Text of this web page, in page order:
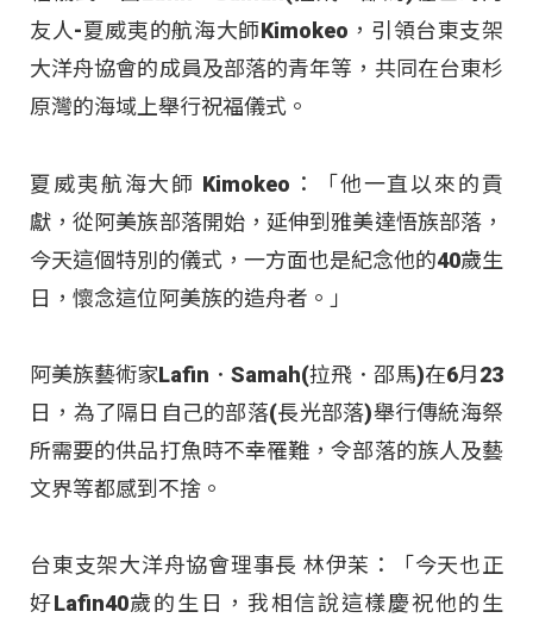
友人-夏威夷的航海大師Kimokeo，引領台東支架
大洋舟協會的成員及部落的青年等，共同在台東杉
原灣的海域上舉行祝福儀式。
夏威夷航海大師 Kimokeo：「他一直以來的貢
獻，從阿美族部落開始，延伸到雅美達悟族部落，
今天這個特別的儀式，一方面也是紀念他的40歲生
日，懷念這位阿美族的造舟者。」
阿美族藝術家Lafin．Samah(拉飛．邵馬)在6月23
日，為了隔日自己的部落(長光部落)舉行傳統海祭
所需要的供品打魚時不幸罹難，令部落的族人及藝
文界等都感到不捨。
台東支架大洋舟協會理事長 林伊苿：「今天也正
好Lafin40歲的生日，我相信說這樣慶祝他的生